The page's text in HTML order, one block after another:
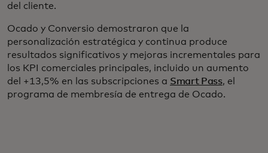
del cliente.
Ocado y Conversio demostraron que la
personalización estratégica y continua produce
resultados significativos y mejoras incrementales para
los KPI comerciales principales, incluido un aumento
del +13,5% en las subscripciones a Smart Pass, el
programa de membresía de entrega de Ocado.